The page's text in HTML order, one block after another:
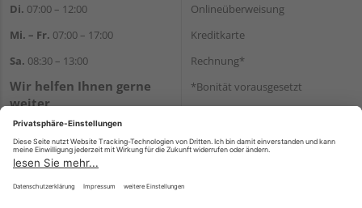
Di. 07:00 – 12:00
Mi. – Fr. 07:00 – 17:00
Sa. 08:30 – 13:00
Wir helfen Ihnen gerne
weiter
Tel.:+49 711 168520
WhatsApp
Onlineüberweisung
Kreditkarte
Rechnung*
*Bonität vorausgesetzt
Versand